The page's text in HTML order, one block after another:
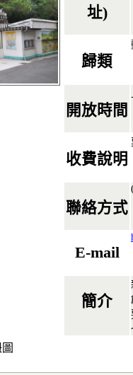
址)
歸類
開放時間
收費說明
聯絡方式
E-mail
簡介